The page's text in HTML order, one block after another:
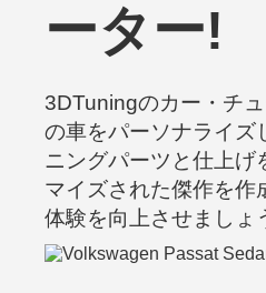
ーター!
3DTuningのカー・チ
の車をパーソナライズ
ニングパーツと仕上げ
マイズされた傑作を作
体験を向上させましょ